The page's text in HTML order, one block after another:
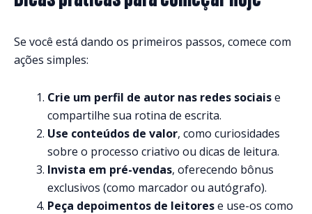
Se você está dando os primeiros passos, comece com
ações simples:
Crie um perfil de autor nas redes sociaise
compartilhe sua rotina de escrita.
Use conteúdos de valor, como curiosidades
sobre o processo criativo ou dicas de leitura.
Invista em pré-vendas, oferecendo bônus
exclusivos (como marcador ou autógrafo).
Peça depoimentos de leitorese use-os como